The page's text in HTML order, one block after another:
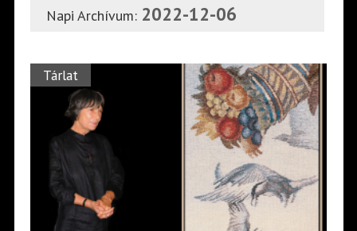
Napi Archívum: 2022-12-06
Tárlat